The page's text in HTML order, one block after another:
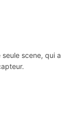
scene,